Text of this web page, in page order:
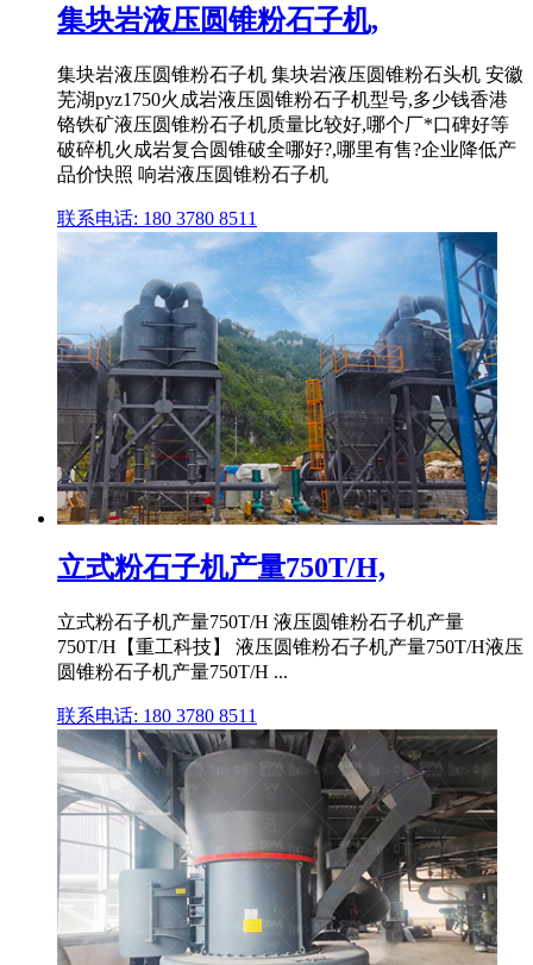
集块岩液压圆锥粉石子机,
集块岩液压圆锥粉石子机 集块岩液压圆锥粉石头机 安徽
芜湖pyz1750火成岩液压圆锥粉石子机型号,多少钱香港
铬铁矿液压圆锥粉石子机质量比较好,哪个厂*口碑好等
破碎机火成岩复合圆锥破全哪好?,哪里有售?企业降低产
品价快照 响岩液压圆锥粉石子机
联系电话: 180 3780 8511
立式粉石子机产量750T/H,
立式粉石子机产量750T/H 液压圆锥粉石子机产量
750T/H【重工科技】 液压圆锥粉石子机产量750T/H液压
圆锥粉石子机产量750T/H ...
联系电话: 180 3780 8511